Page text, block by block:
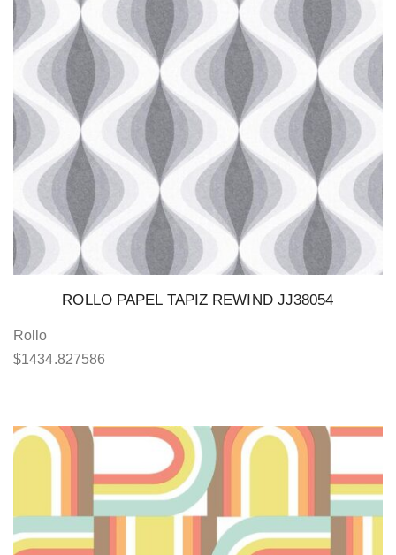
ROLLO PAPEL TAPIZ REWIND JJ38054
Rollo
$1434.827586